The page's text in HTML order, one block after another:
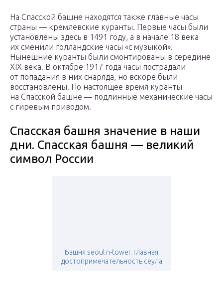
На Спасской башне находятся также главные часы
страны — кремлевские куранты. Первые часы были
установлены здесь в 1491 году, а в начале 18 века
их сменили голландские часы «с музыкой».
Нынешние куранты были смонтированы в середине
XIX века. В октябре 1917 года часы пострадали
от попадания в них снаряда, но вскоре были
восстановлены. По настоящее время куранты
на Спасской башне — подлинные механические часы
с гиревым приводом.
Спасская башня значение в наши
дни. Спасская башня — великий
символ России
Башня seoul n-tower. главная
достопримечательность сеула